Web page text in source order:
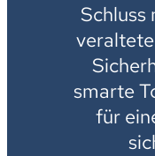
Schluss
smarte
für